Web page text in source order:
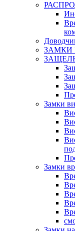
ЗАМКИ
Замки
Замки